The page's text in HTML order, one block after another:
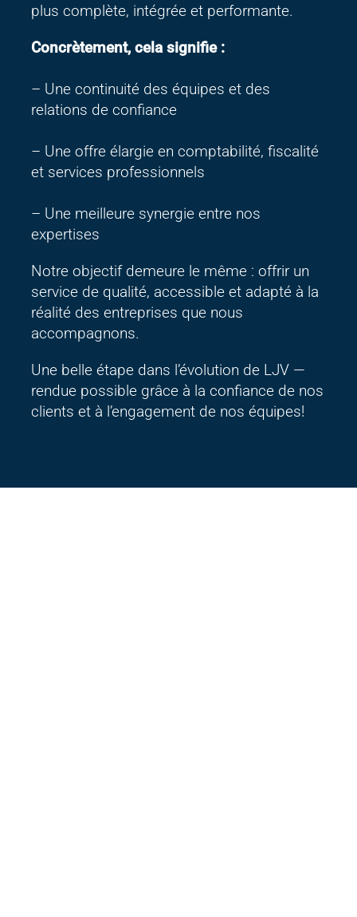
plus complète, intégrée et performante.
Concrètement, cela signifie :
– Une continuité des équipes et des
relations de confiance
– Une offre élargie en comptabilité, fiscalité
et services professionnels
– Une meilleure synergie entre nos
expertises
Notre objectif demeure le même : offrir un
service de qualité, accessible et adapté à la
réalité des entreprises que nous
accompagnons.
Une belle étape dans l’évolution de LJV —
rendue possible grâce à la confiance de nos
clients et à l’engagement de nos équipes!